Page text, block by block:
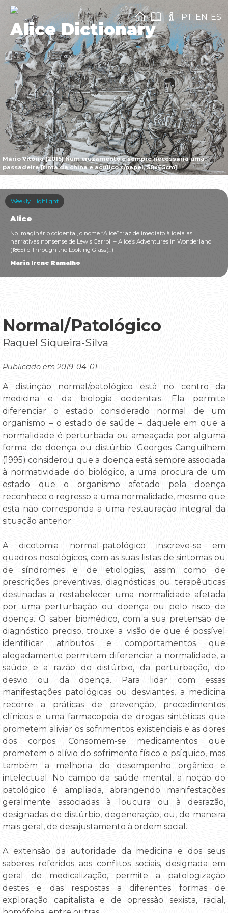
Mário Vitória (2015) Num cruzamento é sempre necessária uma
passadeira [tinta da china e acrílico s/papel, 50x65cm]
Alice Dictionary
PT EN ES
Weekly Highlight
Alice
No imaginário ocidental, o nome “Alice” traz de imediato à ideia as
narrativas nonsense de Lewis Carroll – Alice’s Adventures in Wonderland
(1865) e Through the Looking Glass(...)
Maria Irene Ramalho
Normal/Patológico
Raquel Siqueira-Silva
Publicado em 2019-04-01
A distinção normal/patológico está no centro da
medicina e da biologia ocidentais. Ela permite
diferenciar o estado considerado normal de um
organismo – o estado de saúde – daquele em que a
normalidade é perturbada ou ameaçada por alguma
forma de doença ou distúrbio. Georges Canguilhem
(1995) considerou que a doença está sempre associada
à normatividade do biológico, a uma procura de um
estado que o organismo afetado pela doença
reconhece o regresso a uma normalidade, mesmo que
esta não corresponda a uma restauração integral da
situação anterior.
A dicotomia normal-patológico inscreve-se em
quadros nosológicos, com as suas listas de sintomas ou
de síndromes e de etiologias, assim como de
prescrições preventivas, diagnósticas ou terapêuticas
destinadas a restabelecer uma normalidade afetada
por uma perturbação ou doença ou pelo risco de
doença. O saber biomédico, com a sua pretensão de
diagnóstico preciso, trouxe a visão de que é possível
identificar atributos e comportamentos que
alegadamente permitem diferenciar a normalidade, a
saúde e a razão do distúrbio, da perturbação, do
desvio ou da doença. Para lidar com essas
manifestações patológicas ou desviantes, a medicina
recorre a práticas de prevenção, procedimentos
clínicos e uma farmacopeia de drogas sintéticas que
prometem aliviar os sofrimentos existenciais e as dores
dos corpos. Consomem-se medicamentos que
prometem o alívio do sofrimento físico e psíquico, mas
também a melhoria do desempenho orgânico e
intelectual. No campo da saúde mental, a noção do
patológico é ampliada, abrangendo manifestações
geralmente associadas à loucura ou à desrazão,
designadas de distúrbio, degeneração, ou, de maneira
mais geral, de desajustamento à ordem social.
A extensão da autoridade da medicina e dos seus
saberes referidos aos conflitos sociais, designada em
geral de medicalização, permite a patologização
destes e das respostas a diferentes formas de
exploração capitalista e de opressão sexista, racial,